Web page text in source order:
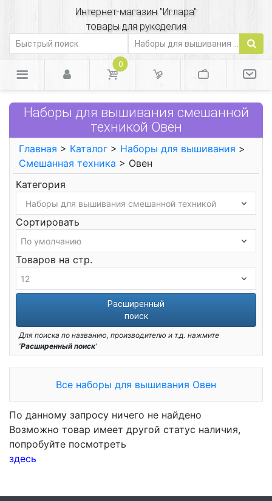
Интернет-магазин "Иглара"
товары для рукоделия
0
Наборы для вышивания смешанной
техникой Овен
Главная > Каталог > Наборы для вышивания >
Смешанная техника > Овен
Категория
Сортировать
Товаров на стр.
Расширенный
поиск
Для поиска по названию, производителю и т.д. нажмите
'Расширенный поиск'
Все наборы для вышивания Овен
По данному запросу ничего не найдено
Возможно товар имеет другой статус наличия,
попробуйте посмотреть
здесь